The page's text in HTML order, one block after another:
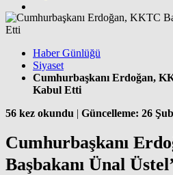
Haber Günlüğü
Siyaset
Cumhurbaşkanı Erdoğan,
Kabul Etti
56 kez okundu | Güncelleme: 26
Cumhurbaşkanı
Başbakanı Ünal